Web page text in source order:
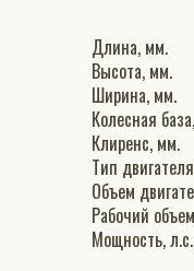
Длина, мм.
Высота, мм.
Ширина, мм.
Клиренс, мм.
Тип двигателя
Мощность, л.с.